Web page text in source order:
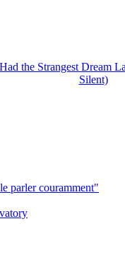
parler couramment"